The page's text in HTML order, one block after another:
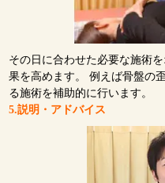
その日に合わせた必要な施術
果を高めます。 例えば骨盤の
る施術を補助的に行います。
5.説明・アドバイス